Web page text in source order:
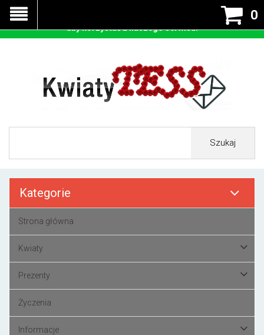
0
Szukaj
Kategorie
Strona główna
Kwiaty
Prezenty
Życzenia
Informacje
Nasza strona korzysta z cookies - czyli tzw ciastek w celu
prawidłowego działania. Zaakceptuj przyjmowanie cookies
aby korzystać z naszego serwisu.